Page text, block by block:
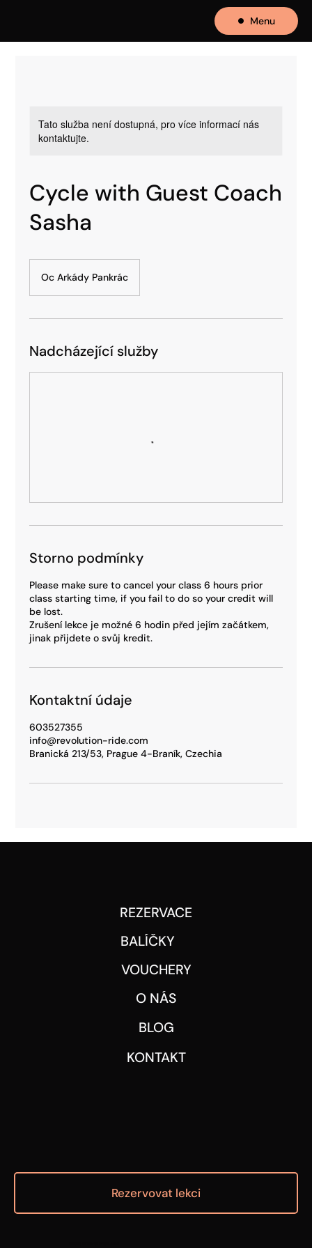
Menu
Tato služba není dostupná, pro více informací nás
kontaktujte.
Cycle with Guest Coach
Sasha
Oc Arkády Pankrác
Nadcházející služby
Storno podmínky
Please make sure to cancel your class 6 hours prior
class starting time, if you fail to do so your credit will
be lost.
Zrušení lekce je možné 6 hodin před jejím začátkem,
jinak přijdete o svůj kredit.
Kontaktní údaje
603527355
info@revolution-ride.com
Branická 213/53, Prague 4-Braník, Czechia
Rezervovat lekci
REZERVACE
BALÍČKY
VOUCHERY
O NÁS
BLOG
KONTAKT